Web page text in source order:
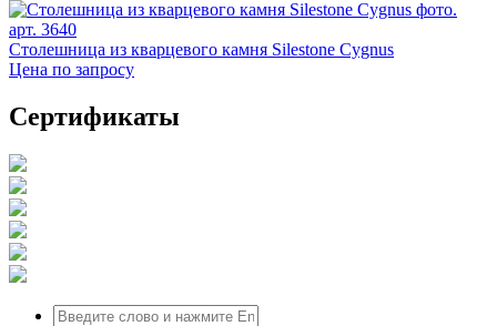
арт. 3640
Столешница из кварцевого камня Silestone Cygnus
Цена по запросу
Сертификаты